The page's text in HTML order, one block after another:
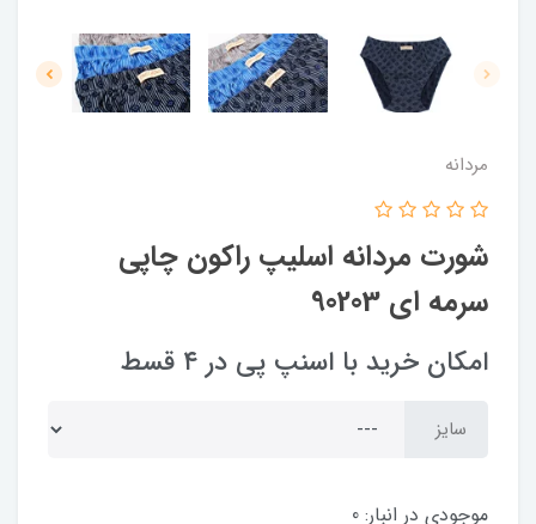
مردانه
شورت مردانه اسلیپ راکون چاپی
سرمه ای 90203
امکان خرید با اسنپ پی در ۴ قسط
سایز
موجودی در انبار: 0